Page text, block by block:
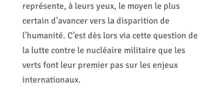
représente, à leurs yeux, le moyen le plus
certain d’avancer vers la disparition de
l’humanité. C’est dès lors via cette question de
la lutte contre le nucléaire militaire que les
verts font leur premier pas sur les enjeux
internationaux.